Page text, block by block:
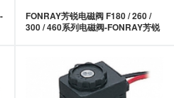
FONRAY芳锐电磁阀 F180 / 260 /
300 / 460系列电磁阀-FONRAY芳锐